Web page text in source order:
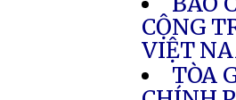
CỘNG
VIỆT
TÒA